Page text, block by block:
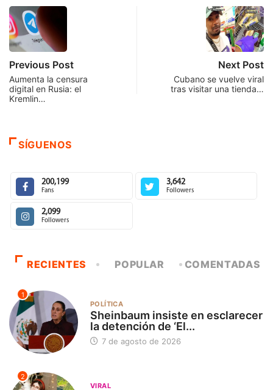
Previous Post
Aumenta la censura
digital en Rusia: el
Kremlin…
Next Post
Cubano se vuelve viral
tras visitar una tienda…
SÍGUENOS
200,199
Fans
3,642
Followers
2,099
Followers
RECIENTES POPULAR COMENTADAS
1
POLÍTICA
Sheinbaum insiste en esclarecer
la detención de ‘El...
7 de agosto de 2026
2
VIRAL